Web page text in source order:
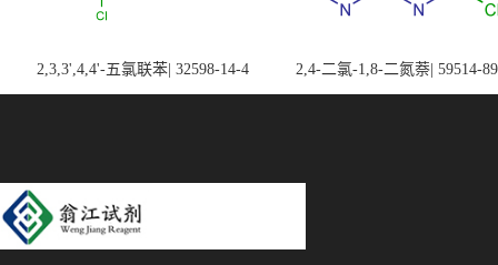
2,3,3',4,4'-五氯联苯| 32598-14-4 2,4-二氯-1,8-二氮萘| 59514-